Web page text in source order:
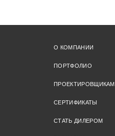
О КОМПАНИИ
ПОРТФОЛИО
ПРОЕКТИРОВЩИКАМ
СЕРТИФИКАТЫ
СТАТЬ ДИЛЕРОМ